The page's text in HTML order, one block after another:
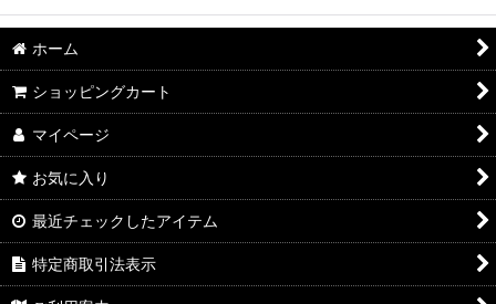
ホーム
ショッピングカート
マイページ
お気に入り
最近チェックしたアイテム
特定商取引法表示